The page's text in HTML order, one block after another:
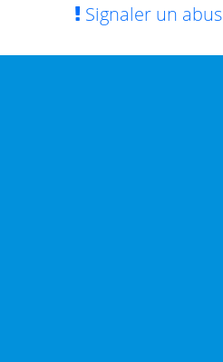
Signaler un abus